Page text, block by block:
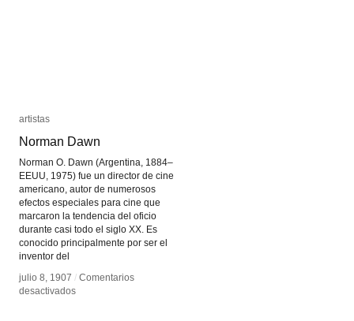
artistas
Norman Dawn
Norman O. Dawn (Argentina, 1884–
EEUU, 1975) fue un director de cine
americano, autor de numerosos
efectos especiales para cine que
marcaron la tendencia del oficio
durante casi todo el siglo XX. Es
conocido principalmente por ser el
inventor del
julio 8, 1907 / Comentarios
desactivadosen
artistas
Norman Dawn
julio 8, 1907 / Comentarios
desactivadosen